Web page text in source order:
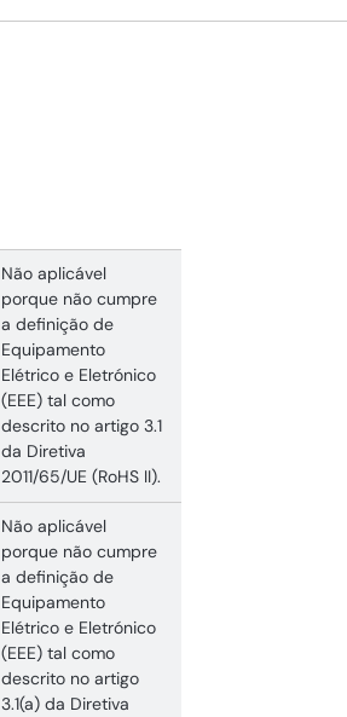
Não aplicável
porque não cumpre
a definição de
Equipamento
Elétrico e Eletrónico
(EEE) tal como
descrito no artigo 3.1
da Diretiva
2011/65/UE (RoHS II).
Não aplicável
porque não cumpre
a definição de
Equipamento
Elétrico e Eletrónico
(EEE) tal como
descrito no artigo
3.1(a) da Diretiva